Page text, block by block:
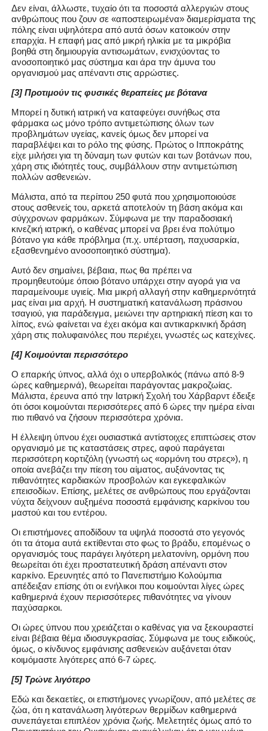
Δεν είναι, άλλωστε, τυχαίο ότι τα ποσοστά αλλεργιών στους
ανθρώπους που ζουν σε «αποστειρωμένα» διαμερίσματα της
πόλης είναι υψηλότερα από αυτά όσων κατοικούν στην
επαρχία. Η επαφή μας από μικρή ηλικία με τα μικρόβια
βοηθά στη δημιουργία αντισωμάτων, ενισχύοντας το
ανοσοποιητικό μας σύστημα και άρα την άμυνα του
οργανισμού μας απέναντι στις αρρώστιες.
[3] Προτιμούν τις φυσικές θεραπείες με βότανα
Μπορεί η δυτική ιατρική να καταφεύγει συνήθως στα
φάρμακα ως μόνο τρόπο αντιμετώπισης όλων των
προβλημάτων υγείας, κανείς όμως δεν μπορεί να
παραβλέψει και το ρόλο της φύσης. Πρώτος ο Ιπποκράτης
είχε μιλήσει για τη δύναμη των φυτών και των βοτάνων που,
χάρη στις ιδιότητές τους, συμβάλλουν στην αντιμετώπιση
πολλών ασθενειών.
Μάλιστα, από τα περίπου 250 φυτά που χρησιμοποιούσε
στους ασθενείς του, αρκετά αποτελούν τη βάση ακόμα και
σύγχρονων φαρμάκων. Σύμφωνα με την παραδοσιακή
κινεζική ιατρική, ο καθένας μπορεί να βρει ένα πολύτιμο
βότανο για κάθε πρόβλημα (π.χ. υπέρταση, παχυσαρκία,
εξασθενημένο ανοσοποιητικό σύστημα).
Αυτό δεν σημαίνει, βέβαια, πως θα πρέπει να
προμηθευτούμε όποιο βότανο υπάρχει στην αγορά για να
παραμείνουμε υγιείς. Μια μικρή αλλαγή στην καθημερινότητά
μας είναι μια αρχή. Η συστηματική κατανάλωση πράσινου
τσαγιού, για παράδειγμα, μειώνει την αρτηριακή πίεση και το
λίπος, ενώ φαίνεται να έχει ακόμα και αντικαρκινική δράση
χάρη στις πολυφαινόλες που περιέχει, γνωστές ως κατεχίνες.
[4] Κοιμούνται περισσότερο
Ο επαρκής ύπνος, αλλά όχι ο υπερβολικός (πάνω από 8-9
ώρες καθημερινά), θεωρείται παράγοντας μακροζωίας.
Μάλιστα, έρευνα από την Ιατρική Σχολή του Χάρβαρντ έδειξε
ότι όσοι κοιμούνται περισσότερες από 6 ώρες την ημέρα είναι
πιο πιθανό να ζήσουν περισσότερα χρόνια.
Η έλλειψη ύπνου έχει ουσιαστικά αντίστοιχες επιπτώσεις στον
οργανισμό με τις καταστάσεις στρες, αφού παράγεται
περισσότερη κορτιζόλη (γνωστή ως «ορμόνη του στρες»), η
οποία ανεβάζει την πίεση του αίματος, αυξάνοντας τις
πιθανότητες καρδιακών προσβολών και εγκεφαλικών
επεισοδίων. Επίσης, μελέτες σε ανθρώπους που εργάζονται
νύχτα δείχνουν αυξημένα ποσοστά εμφάνισης καρκίνου του
μαστού και του εντέρου.
Οι επιστήμονες αποδίδουν τα υψηλά ποσοστά στο γεγονός
ότι τα άτομα αυτά εκτίθενται στο φως το βράδυ, επομένως ο
οργανισμός τους παράγει λιγότερη μελατονίνη, ορμόνη που
θεωρείται ότι έχει προστατευτική δράση απέναντι στον
καρκίνο. Ερευνητές από το Πανεπιστήμιο Κολούμπια
απέδειξαν επίσης ότι οι ενήλικοι που κοιμούνται λίγες ώρες
καθημερινά έχουν περισσότερες πιθανότητες να γίνουν
παχύσαρκοι.
Οι ώρες ύπνου που χρειάζεται ο καθένας για να ξεκουραστεί
είναι βέβαια θέμα ιδιοσυγκρασίας. Σύμφωνα με τους ειδικούς,
όμως, ο κίνδυνος εμφάνισης ασθενειών αυξάνεται όταν
κοιμόμαστε λιγότερες από 6-7 ώρες.
[5] Τρώνε λιγότερο
Εδώ και δεκαετίες, οι επιστήμονες γνωρίζουν, από μελέτες σε
ζώα, ότι η κατανάλωση λιγότερων θερμίδων καθημερινά
συνεπάγεται επιπλέον χρόνια ζωής. Μελετητές όμως από το